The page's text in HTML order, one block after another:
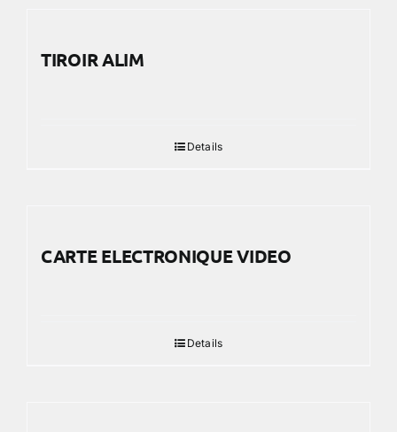
TIROIR ALIM
Details
CARTE ELECTRONIQUE VIDEO
Details